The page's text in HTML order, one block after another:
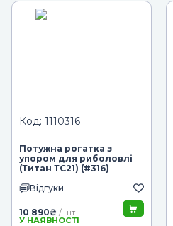
Код: 1110316
Потужна рогатка з
упором для риболовлі
(Титан ТС21) (#316)
Відгуки
10 890₴ / шт.
У НАЯВНОСТІ